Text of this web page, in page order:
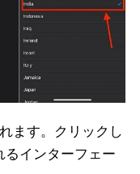
ます。クリックし
るインターフェー